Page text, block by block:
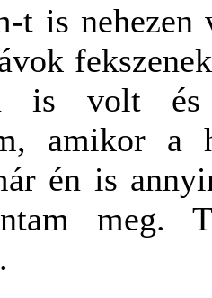
t is nehezen
is volt és
amikor a
én is
meg.